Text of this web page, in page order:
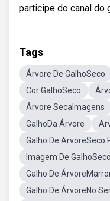
participe do canal do
Tags
Árvore De GalhoSeco
Cor GalhoSeco
Árvore SecaImagens
GalhoDa Árvore
Galho De ArvoreSeco
Imagem De GalhoSeco
Galho De
Galho De ÁrvoreNo